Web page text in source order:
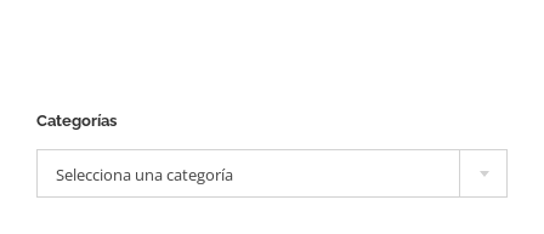
Categorías
Selecciona una categoría